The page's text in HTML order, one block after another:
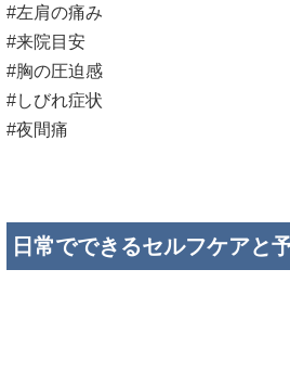
#左肩の痛み
#来院目安
#胸の圧迫感
#しびれ症状
#夜間痛
日常でできるセルフケアと